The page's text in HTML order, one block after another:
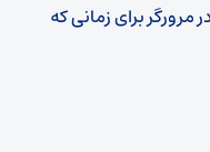
برای زمانی که